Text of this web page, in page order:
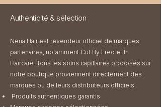
Authenticité & sélection
Neria Hair est revendeur officiel de marques
partenaires, notamment Cut By Fred et In
Haircare. Tous les soins capillaires proposés sur
notre boutique proviennent directement des
marques ou de leurs distributeurs officiels.​
Produits authentiques garantis